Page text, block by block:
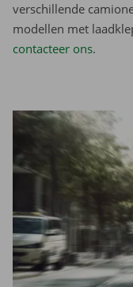
verschillende
modellen met
contacteer ons.